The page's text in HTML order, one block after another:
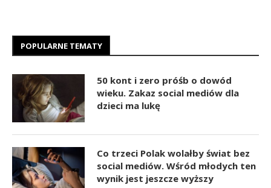
POPULARNE TEMATY
50 kont i zero próśb o dowód
wieku. Zakaz social mediów dla
dzieci ma lukę
Co trzeci Polak wolałby świat bez
social mediów. Wśród młodych ten
wynik jest jeszcze wyższy